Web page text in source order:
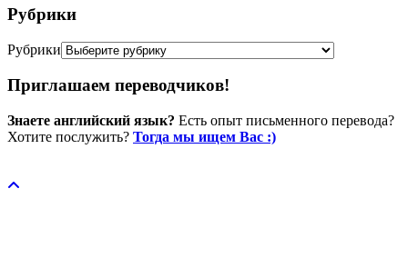
Рубрики
Рубрики
Приглашаем переводчиков!
Знаете английский язык? Есть опыт письменного перевода?
Хотите послужить? Тогда мы ищем Вас :)